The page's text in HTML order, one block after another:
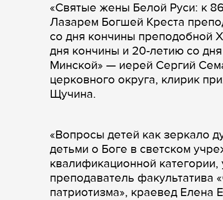
«Святые жены Белой Руси: к
Лазарем Богшей Креста
со дня кончины преподобной
дня кончины и 20-летию со
Минской» — иерей Сергий
церковного округа, клирик
Щучина.
«Вопросы детей как зеркало
детьми о Боге в светском
квалификационной
преподаватель факультатива
патриотизма», краевед Елена